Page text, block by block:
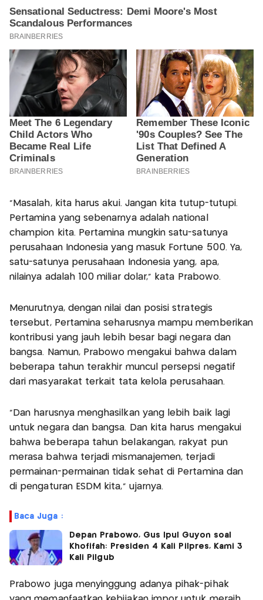
“Masalah, kita harus akui. Jangan kita tutup-tutupi.
Pertamina yang sebenarnya adalah national
champion kita. Pertamina mungkin satu-satunya
perusahaan Indonesia yang masuk Fortune 500. Ya,
satu-satunya perusahaan Indonesia yang, apa,
nilainya adalah 100 miliar dolar,” kata Prabowo.
Menurutnya, dengan nilai dan posisi strategis
tersebut, Pertamina seharusnya mampu memberikan
kontribusi yang jauh lebih besar bagi negara dan
bangsa. Namun, Prabowo mengakui bahwa dalam
beberapa tahun terakhir muncul persepsi negatif
dari masyarakat terkait tata kelola perusahaan.
“Dan harusnya menghasilkan yang lebih baik lagi
untuk negara dan bangsa. Dan kita harus mengakui
bahwa beberapa tahun belakangan, rakyat pun
merasa bahwa terjadi mismanajemen, terjadi
permainan-permainan tidak sehat di Pertamina dan
di pengaturan ESDM kita,” ujarnya.
Baca Juga :
Depan Prabowo, Gus Ipul Guyon soal
Khofifah: Presiden 4 Kali Pilpres, Kami 3
Kali Pilgub
Prabowo juga menyinggung adanya pihak-pihak